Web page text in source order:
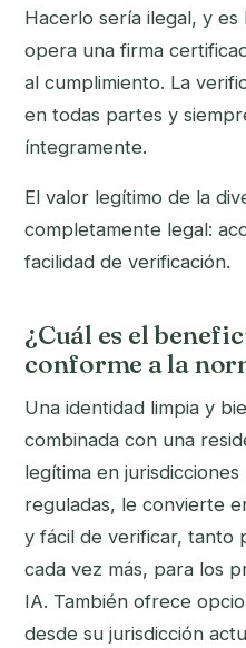
Hacerlo sería ilegal, y
opera una firma
al cumplimiento. La
en todas partes y
íntegramente.
El valor legítimo de la
completamente legal:
facilidad de verificación.
¿Cuál es el
conforme a la
Una identidad limpia y
combinada con una
legítima en
reguladas, le convierte
y fácil de verificar, tanto
cada vez más, para los
IA. También ofrece
desde su jurisdicción